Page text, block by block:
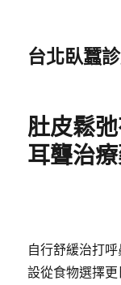
台北臥蠶
肚皮鬆
耳聾治
自行舒緩治打
設從食物選擇